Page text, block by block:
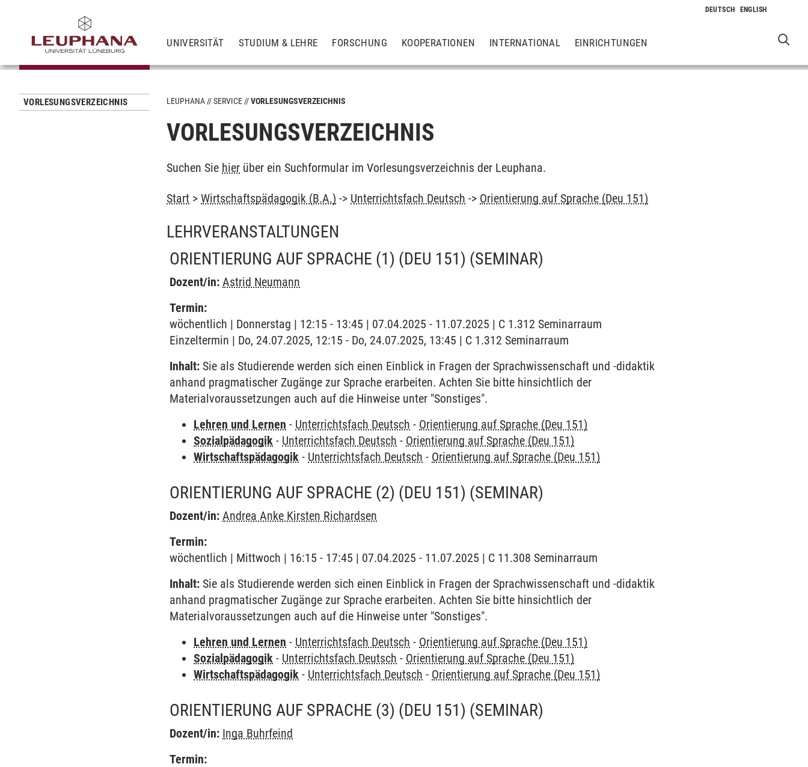
UNIVERSITÄT STUDIUM & LEHRE FORSCHUNG KOOPERATIONEN INTERNATIONAL EINRICHTUNGEN
VORLESUNGSVERZEICHNIS LEUPHANA SERVICE VORLESUNGSVERZEICHNIS
VORLESUNGSVERZEICHNIS
Suchen Sie hier über ein Suchformular im Vorlesungsverzeichnis der Leuphana.
Start >Wirtschaftspädagogik (B.A.) -> Unterrichtsfach Deutsch -> Orientierung auf Sprache (Deu 151)
LEHRVERANSTALTUNGEN
ORIENTIERUNG AUF SPRACHE (1) (DEU 151) (SEMINAR)
Dozent/in: Astrid Neumann
Termin:
wöchentlich | Donnerstag | 12:15 - 13:45 | 07.04.2025 - 11.07.2025 | C 1.312 Seminarraum
Einzeltermin | Do, 24.07.2025, 12:15 - Do, 24.07.2025, 13:45 | C 1.312 Seminarraum
Inhalt: Sie als Studierende werden sich einen Einblick in Fragen der Sprachwissenschaft und -didaktik
anhand pragmatischer Zugänge zur Sprache erarbeiten. Achten Sie bitte hinsichtlich der
Materialvoraussetzungen auch auf die Hinweise unter "Sonstiges".
Lehren und Lernen - Unterrichtsfach Deutsch - Orientierung auf Sprache (Deu 151)
Sozialpädagogik - Unterrichtsfach Deutsch - Orientierung auf Sprache (Deu 151)
Wirtschaftspädagogik - Unterrichtsfach Deutsch - Orientierung auf Sprache (Deu 151)
ORIENTIERUNG AUF SPRACHE (2) (DEU 151) (SEMINAR)
Dozent/in: Andrea Anke Kirsten Richardsen
Termin:
wöchentlich | Mittwoch | 16:15 - 17:45 | 07.04.2025 - 11.07.2025 | C 11.308 Seminarraum
Inhalt: Sie als Studierende werden sich einen Einblick in Fragen der Sprachwissenschaft und -didaktik
anhand pragmatischer Zugänge zur Sprache erarbeiten. Achten Sie bitte hinsichtlich der
Materialvoraussetzungen auch auf die Hinweise unter "Sonstiges".
Lehren und Lernen - Unterrichtsfach Deutsch - Orientierung auf Sprache (Deu 151)
Sozialpädagogik - Unterrichtsfach Deutsch - Orientierung auf Sprache (Deu 151)
Wirtschaftspädagogik - Unterrichtsfach Deutsch - Orientierung auf Sprache (Deu 151)
ORIENTIERUNG AUF SPRACHE (3) (DEU 151) (SEMINAR)
Dozent/in: Inga Buhrfeind
Termin: